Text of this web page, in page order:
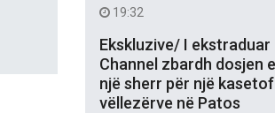
19:32
Ekskluzive/ I ekstraduar
Channel zbardh dosjen
një sherr për një
vëllezërve në Patos